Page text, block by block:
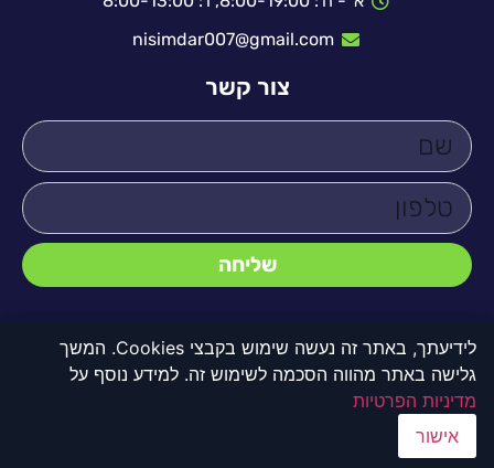
לידיעתך, באתר זה נעשה שימוש בקבצי Cookies. המשך
גלישה באתר מהווה הסכמה לשימוש זה. למידע נוסף על
מדיניות הפרטיות
אישור
nisimdar007@gmail.com
צור קשר
שליחה
© כל הזכויות שמורות לדקו 2000
לשיחת עם נציג